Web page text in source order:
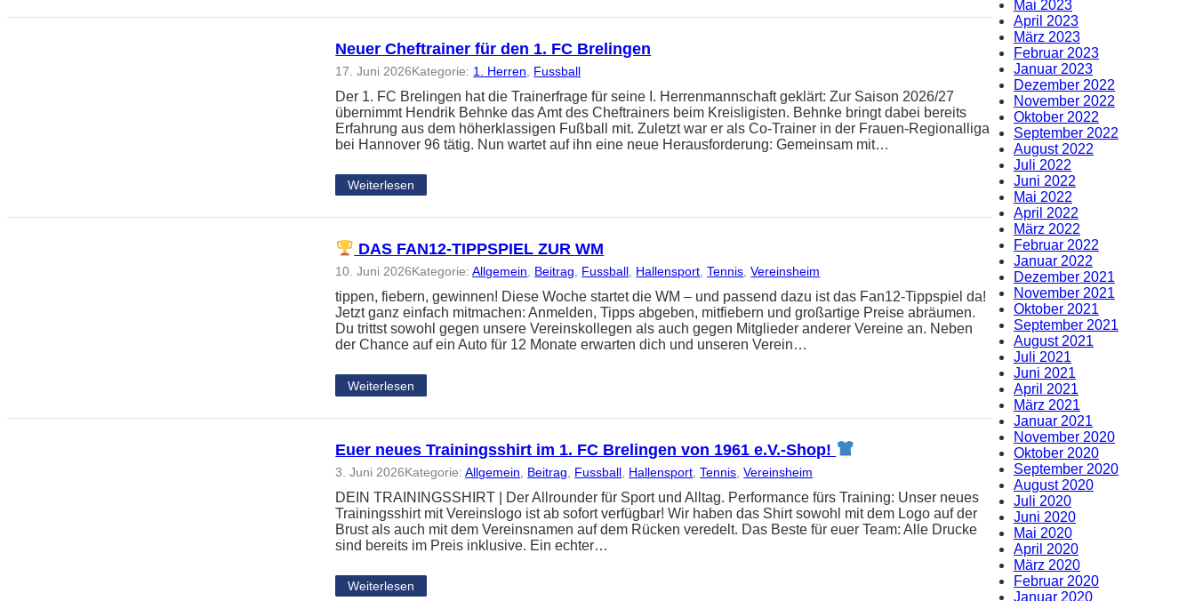
Neuer Cheftrainer für den 1. FC Brelingen
17. Juni 2026Kategorie: 1. Herren Fussball
Der 1. FC Brelingen hat die Trainerfrage für seine I. Herrenmannschaft geklärt: Zur Saison 2026/27
übernimmt Hendrik Behnke das Amt des Cheftrainers beim Kreisligisten. Behnke bringt dabei bereits
Erfahrung aus dem höherklassigen Fußball mit. Zuletzt war er als Co-Trainer in der Frauen-Regionalliga
bei Hannover 96 tätig. Nun wartet auf ihn eine neue Herausforderung: Gemeinsam mit…
Weiterlesen
DAS FAN12-TIPPSPIEL ZUR WM
10. Juni 2026Kategorie:Allgemein, Beitrag, Fussball, Hallensport, Tennis, Vereinsheim
tippen, fiebern, gewinnen! Diese Woche startet die WM – und passend dazu ist das Fan12-Tippspiel da!
Jetzt ganz einfach mitmachen: Anmelden, Tipps abgeben, mitfiebern und großartige Preise abräumen.
Du trittst sowohl gegen unsere Vereinskollegen als auch gegen Mitglieder anderer Vereine an. Neben
der Chance auf ein Auto für 12 Monate erwarten dich und unseren Verein…
Weiterlesen
Euer neues Trainingsshirt im 1. FC Brelingen von 1961 e.V.-Shop!
3. Juni 2026Kategorie:Allgemein Beitrag Fussball Hallensport , Tennis , Vereinsheim
DEIN TRAININGSSHIRT | Der Allrounder für Sport und Alltag. Performance fürs Training: Unser neues
Trainingsshirt mit Vereinslogo ist ab sofort verfügbar! Wir haben das Shirt sowohl mit dem Logo auf der
Brust als auch mit dem Vereinsnamen auf dem Rücken veredelt. Das Beste für euer Team: Alle Drucke
sind bereits im Preis inklusive. Ein echter…
Weiterlesen
Mai 2023
April 2023
März 2023
Februar 2023
Januar 2023
Dezember 2022
November 2022
Oktober 2022
September 2022
August 2022
Juli 2022
Juni 2022
Mai 2022
April 2022
März 2022
Februar 2022
Januar 2022
Dezember 2021
November 2021
Oktober 2021
September 2021
August 2021
Juli 2021
Juni 2021
April 2021
März 2021
Januar 2021
November 2020
Oktober 2020
September 2020
August 2020
Juli 2020
Juni 2020
Mai 2020
April 2020
März 2020
Februar 2020
Januar 2020